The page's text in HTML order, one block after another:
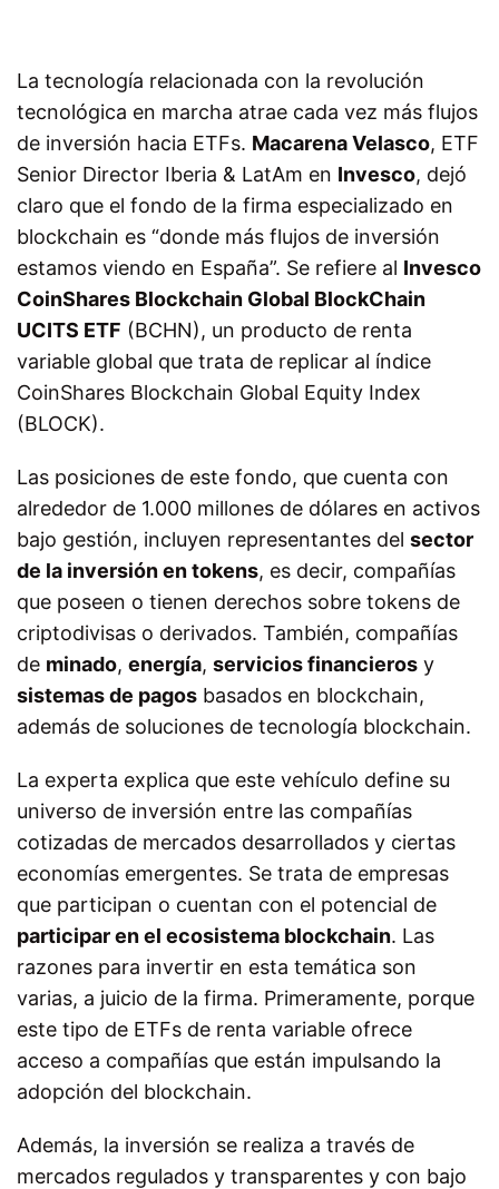
La tecnología relacionada con la revolución
tecnológica en marcha atrae cada vez más flujos
de inversión hacia ETFs. Macarena Velasco, ETF
Senior Director Iberia & LatAm en Invesco, dejó
claro que el fondo de la firma especializado en
blockchain es “donde más flujos de inversión
estamos viendo en España”. Se refiere al Invesco
CoinShares Blockchain Global BlockChain
UCITS ETF (BCHN), un producto de renta
variable global que trata de replicar al índice
CoinShares Blockchain Global Equity Index
(BLOCK).
Las posiciones de este fondo, que cuenta con
alrededor de 1.000 millones de dólares en activos
bajo gestión, incluyen representantes del sector
de la inversión en tokens, es decir, compañías
que poseen o tienen derechos sobre tokens de
criptodivisas o derivados. También, compañías
de minado, energía, servicios financieros y
sistemas de pagos basados en blockchain,
además de soluciones de tecnología blockchain.
La experta explica que este vehículo define su
universo de inversión entre las compañías
cotizadas de mercados desarrollados y ciertas
economías emergentes. Se trata de empresas
que participan o cuentan con el potencial de
participar en el ecosistema blockchain. Las
razones para invertir en esta temática son
varias, a juicio de la firma. Primeramente, porque
este tipo de ETFs de renta variable ofrece
acceso a compañías que están impulsando la
adopción del blockchain.
Además, la inversión se realiza a través de
mercados regulados y transparentes y con bajo